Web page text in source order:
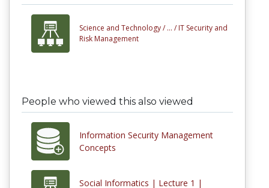
Science and Technology / ... / IT Security and
Risk Management
People who viewed this also viewed
Information Security Management
Concepts
Social Informatics | Lecture 1 |